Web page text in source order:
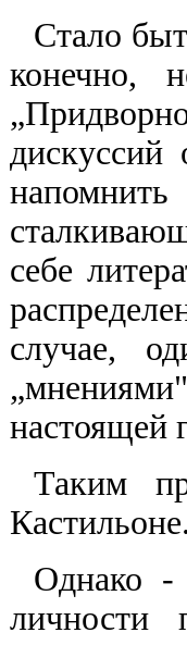
Стало
конечно,
себе
случае,
настоящей
Таким
Кастильоне.
Однако -
личности